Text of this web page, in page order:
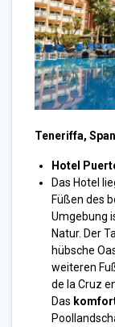
Teneriffa,
Hotel
Das Hotel
Füßen des
Umgebung
Natur. Der
hübsche
weiteren
de la Cruz
Das